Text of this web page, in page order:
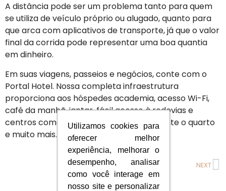
Utilizamos cookies para
oferecer melhor
experiência, melhorar o
desempenho, analisar
como você interage em
nosso site e personalizar
A distância pode ser um problema tanto para quem
se utiliza de veículo próprio ou alugado, quanto para
que arca com aplicativos de transporte, já que o valor
final da corrida pode representar uma boa quantia
em dinheiro.
Em suas viagens, passeios e negócios, conte com o
Portal Hotel. Nossa completa infraestrutura
proporciona aos hóspedes academia, acesso Wi-Fi,
café da manhã, jantar, fácil acesso à rodovias e
centros comerciais, estacionamento frente o quarto
e muito mais.
NEXT